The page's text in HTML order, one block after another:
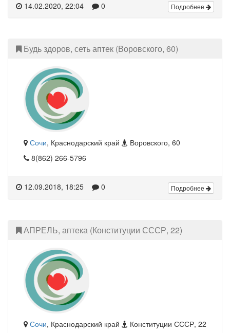
14.02.2020, 22:04 0 Подробнее
Будь здоров, сеть аптек (Воровского, 60)
Сочи, Краснодарский край
Воровского, 60
8(862) 266-5796
12.09.2018, 18:25 0 Подробнее
АПРЕЛЬ, аптека (Конституции СССР, 22)
Сочи, Краснодарский край
Конституции СССР, 22